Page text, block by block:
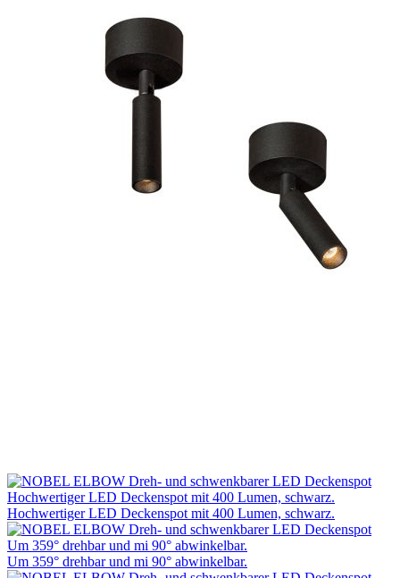
Hochwertiger LED Deckenspot mit 400 Lumen, schwarz.
Um 359° drehbar und mi 90° abwinkelbar.